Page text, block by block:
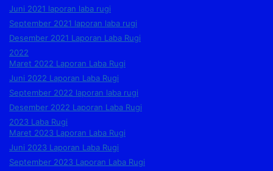
Juni 2021 laporan laba rugi
September 2021 laporan laba rugi
Desember 2021 Laporan Laba Rugi
2022
Maret 2022 Laporan Laba Rugi
Juni 2022 Laporan Laba Rugi
September 2022 laporan laba rugi
Desember 2022 Laporan Laba Rugi
2023 Laba Rugi
Maret 2023 Laporan Laba Rugi
Juni 2023 Laporan Laba Rugi
September 2023 Laporan Laba Rugi